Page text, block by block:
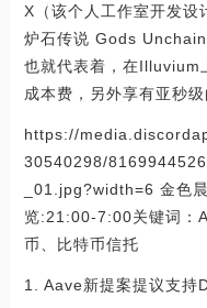
X（该个人工作室开发设
炉石传说 Gods
也就代表着，在Illuvium
成本费，另外享有亚秒级
https://
30540298/
_01.jpg?width=6 金色
览:21:00-7:00关键词：
币、比特币信托
1. Aave新提案提议支持